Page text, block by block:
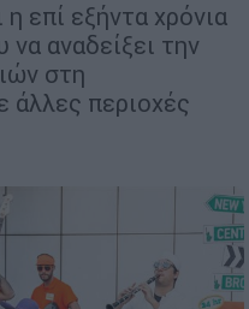
επί εξήντα χρόνια
να αναδείξει την
στη
άλλες περιοχές